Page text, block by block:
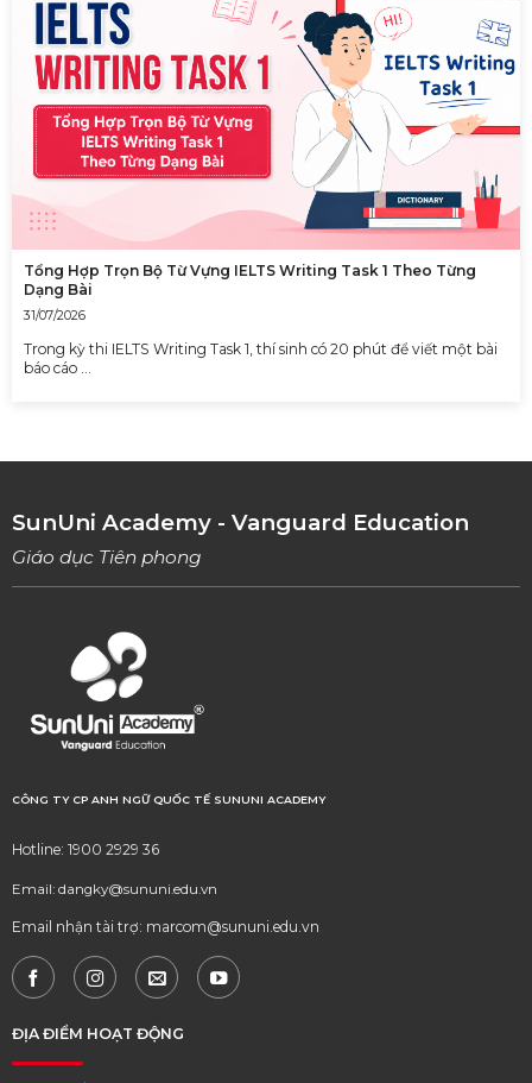
Tổng Hợp Trọn Bộ Từ Vựng IELTS Writing Task 1 Theo Từng
Dạng Bài
31/07/2026
Trong kỳ thi IELTS Writing Task 1, thí sinh có 20 phút để viết một bài
báo cáo …
SunUni Academy - Vanguard Education
Giáo dục Tiên phong
CÔNG TY CP ANH NGỮ QUỐC TẾ SUNUNI ACADEMY
Hotline: 1900 2929 36
Email: dangky@sununi.edu.vn
Email nhận tài trợ: marcom@sununi.edu.vn
ĐỊA ĐIỂM HOẠT ĐỘNG